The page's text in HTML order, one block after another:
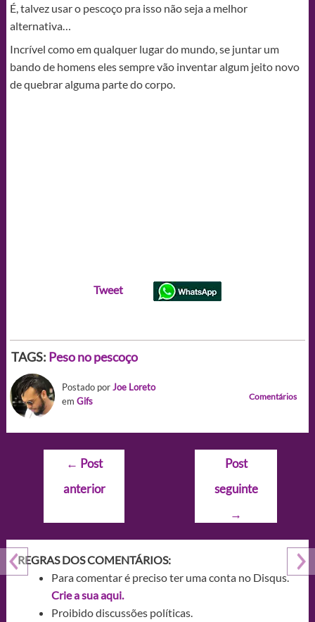
É, talvez usar o pescoço pra isso não seja a melhor
alternativa…
Incrível como em qualquer lugar do mundo, se juntar um
bando de homens eles sempre vão inventar algum jeito novo
de quebrar alguma parte do corpo.
Tweet
TAGS: Peso no pescoço
Postado porJoe Loreto
em Gifs Comentários
Navegação
Post
← Post
anterior
Post
seguinte
→
REGRAS DOS COMENTÁRIOS:
Para comentar é preciso ter uma conta no Disqus.
Crie a sua aqui.
Proibido discussões políticas.